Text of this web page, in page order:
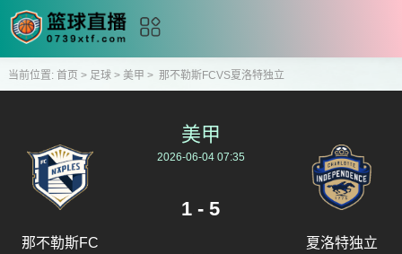
当前位置: 首页 > 足球> 美甲 > 那不勒斯FCVS夏洛特独立
那不勒斯FC
美甲
2026-06-04 07:35
1 - 5
夏洛特独立